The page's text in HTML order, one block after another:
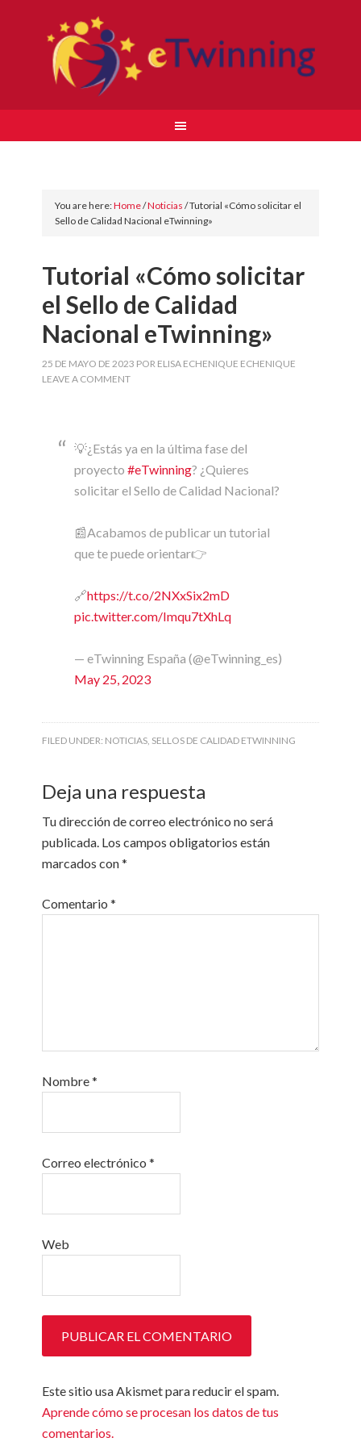
You are here:Home/Noticias /Tutorial «Cómo solicitar el
Sello de Calidad Nacional eTwinning»
Tutorial «Cómo solicitar
el Sello de Calidad
Nacional eTwinning»
25 DE MAYO DE 2023 POR ELISA ECHENIQUE ECHENIQUE
LEAVE A COMMENT
💡¿Estás ya en la última fase del
proyecto#eTwinning? ¿Quieres
solicitar el Sello de Calidad Nacional?
📰Acabamos de publicar un tutorial
que te puede orientar👉
🔗https://t.co/2NXxSix2mD
pic.twitter.com/Imqu7tXhLq
— eTwinning España (@eTwinning_es)
May 25, 2023
FILED UNDER: NOTICIAS, SELLOS DE CALIDAD ETWINNING
Deja una respuesta
Tu dirección de correo electrónico no será
publicada. Los campos obligatorios están
marcados con*
Comentario*
Nombre*
Correo electrónico*
Web
Este sitio usa Akismet para reducir el spam.
Aprende cómo se procesan los datos de tus
comentarios.